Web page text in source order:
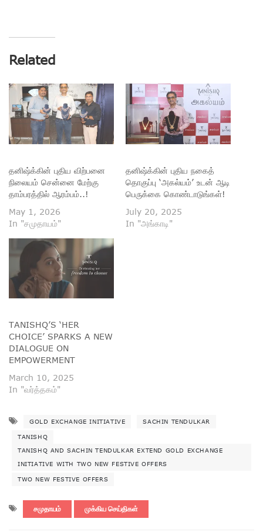
Related
தனிஷ்க்கின் புதிய விற்பனை
நிலையம் சென்னை மேற்கு
தாம்பரத்தில் ஆரம்பம்..!
May 1, 2026
In "சமுதாயம்"
தனிஷ்க்கின் புதிய நகைத்
தொகுப்பு ‘அகல்யம்’ உடன் ஆடி
பெருக்கை கொண்டாடுங்கள்!
July 20, 2025
In "அங்காடி"
TANISHQ’S ‘HER
CHOICE’ SPARKS A NEW
DIALOGUE ON
EMPOWERMENT
March 10, 2025
In "வர்த்தகம்"
GOLD EXCHANGE INITIATIVE SACHIN TENDULKAR
TANISHQ
TANISHQ AND SACHIN TENDULKAR EXTEND GOLD EXCHANGE
INITIATIVE WITH TWO NEW FESTIVE OFFERS
TWO NEW FESTIVE OFFERS
சமுதாயம் முக்கிய செய்திகள்